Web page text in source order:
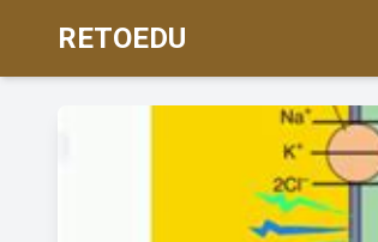
RETOEDU